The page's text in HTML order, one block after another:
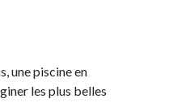
une piscine en
les plus belles